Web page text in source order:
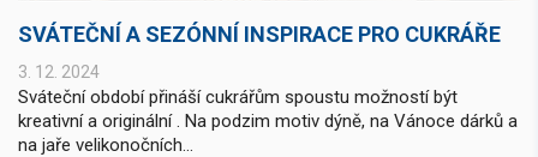
SVÁTEČNÍ A SEZÓNNÍ INSPIRACE PRO CUKRÁŘE
3. 12. 2024
Sváteční období přináší cukrářům spoustu možností být
kreativní a originální . Na podzim motiv dýně, na Vánoce dárků a
na jaře velikonočních...